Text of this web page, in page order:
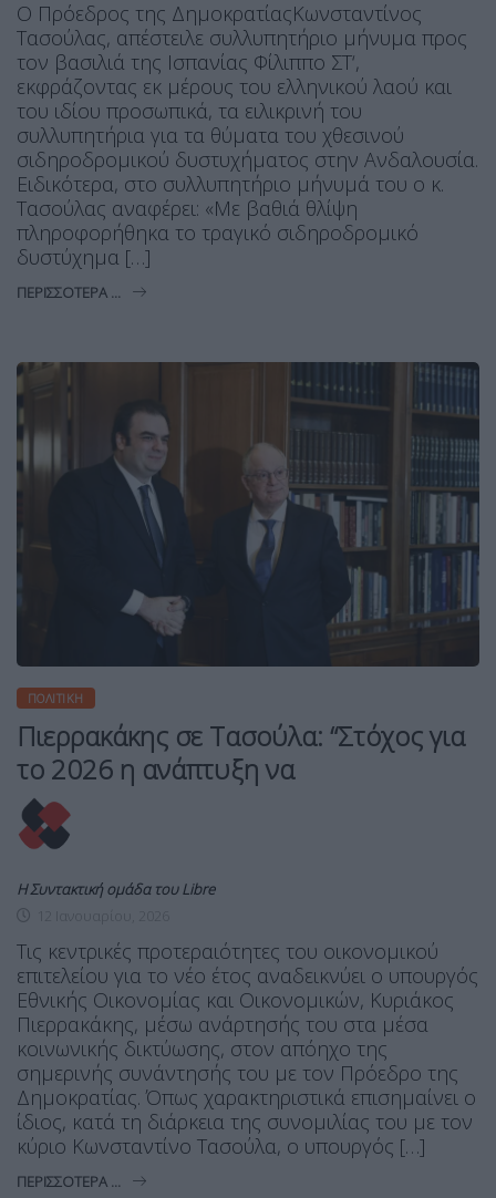
Ο Πρόεδρος της ΔημοκρατίαςΚωνσταντίνος
Τασούλας, απέστειλε συλλυπητήριο μήνυμα προς
τον βασιλιά της Ισπανίας Φίλιππο ΣΤ‘,
εκφράζοντας εκ μέρους του ελληνικού λαού και
του ιδίου προσωπικά, τα ειλικρινή του
συλλυπητήρια για τα θύματα του χθεσινού
σιδηροδρομικού δυστυχήματος στην Ανδαλουσία.
Ειδικότερα, στο συλλυπητήριο μήνυμά του ο κ.
Τασούλας αναφέρει: «Με βαθιά θλίψη
πληροφορήθηκα το τραγικό σιδηροδρομικό
δυστύχημα […]
ΠΕΡΙΣΣΌΤΕΡΑ ...
ΠΟΛΙΤΙΚΉ
Πιερρακάκης σε Τασούλα: “Στόχος για
το 2026 η ανάπτυξη να
Η Συντακτική ομάδα του Libre
Τις κεντρικές προτεραιότητες του οικονομικού
επιτελείου για το νέο έτος αναδεικνύει ο υπουργός
Εθνικής Οικονομίας και Οικονομικών, Κυριάκος
Πιερρακάκης, μέσω ανάρτησής του στα μέσα
κοινωνικής δικτύωσης, στον απόηχο της
σημερινής συνάντησής του με τον Πρόεδρο της
Δημοκρατίας. Όπως χαρακτηριστικά επισημαίνει ο
ίδιος, κατά τη διάρκεια της συνομιλίας του με τον
κύριο Κωνσταντίνο Τασούλα, ο υπουργός […]
ΠΕΡΙΣΣΌΤΕΡΑ ...